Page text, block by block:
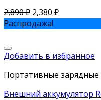
2,890₽ 2,380 ₽
Распродажа!
Добавить в избранное
Портативные зарядные
Внешний аккумулятор